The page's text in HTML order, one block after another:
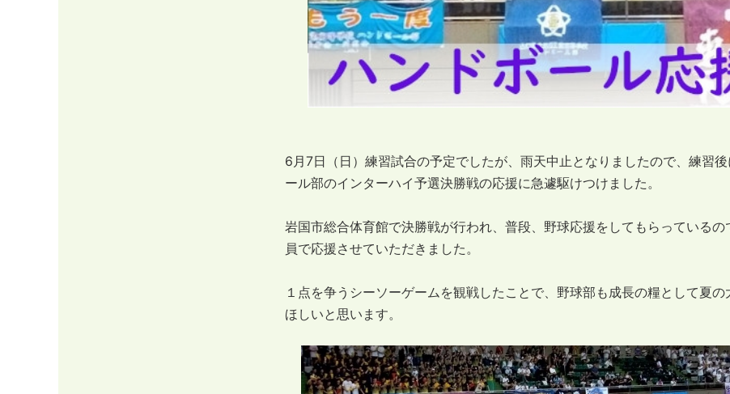
6月7日（日）練習試合の予定でしたが、雨天中止となりましたので、練習
ール部のインターハイ予選決勝戦の応援に急遽駆けつけました。
岩国市総合体育館で決勝戦が行われ、普段、野球応援をしてもらっているの
員で応援させていただきました。
１点を争うシーソーゲームを観戦したことで、野球部も成長の糧として夏の
ほしいと思います。